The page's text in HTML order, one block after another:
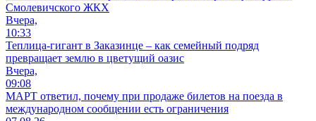
Смолевичского ЖКХ
Вчера,
10:33
Теплица-гигант в Заказинце – как семейный подряд
превращает землю в цветущий оазис
Вчера,
09:08
МАРТ ответил, почему при продаже билетов на поезда в
международном сообщении есть ограничения